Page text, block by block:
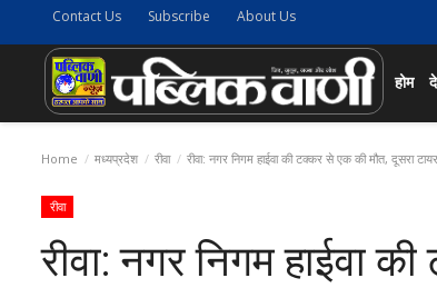
Contact Us Subscribe About Us
होम
Home मध्यप्रदेश रीवा रीवा: नगर निगम हाईवा की टक्कर से एक की मौत, दूसरा
रीवा
रीवा: नगर निगम हाईवा